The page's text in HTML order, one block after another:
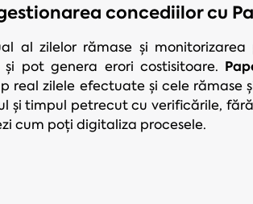
concediilor cu
al zilelor rămase și
pot genera erori costisitoare.
real zilele efectuate și cele rămase
și timpul petrecut cu verificările,
cum poți digitaliza procesele.